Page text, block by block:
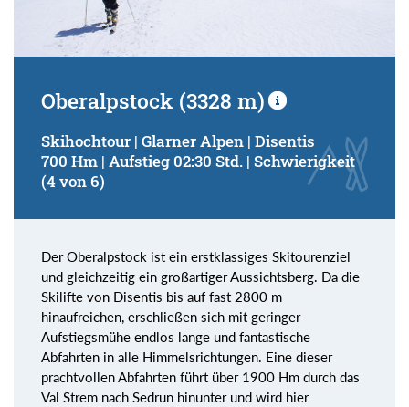
Oberalpstock (3328 m)
Skihochtour | Glarner Alpen | Disentis
700 Hm | Aufstieg 02:30 Std. | Schwierigkeit
(4 von 6)
Der Oberalpstock ist ein erstklassiges Skitourenziel
und gleichzeitig ein großartiger Aussichtsberg. Da die
Skilifte von Disentis bis auf fast 2800 m
hinaufreichen, erschließen sich mit geringer
Aufstiegsmühe endlos lange und fantastische
Abfahrten in alle Himmelsrichtungen. Eine dieser
prachtvollen Abfahrten führt über 1900 Hm durch das
Val Strem nach Sedrun hinunter und wird hier